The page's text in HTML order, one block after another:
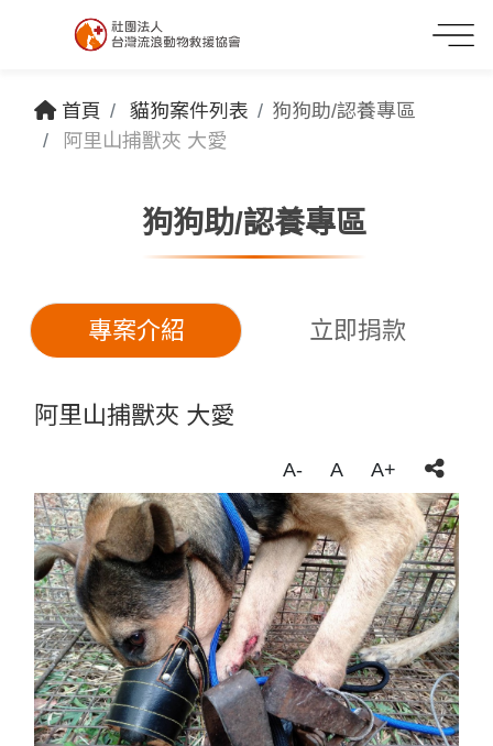
首頁 貓狗案件列表
狗狗助/認養專區
阿里山捕獸夾 大愛
狗狗助/認養專區
專案介紹 立即捐款
阿里山捕獸夾 大愛
A- A A+